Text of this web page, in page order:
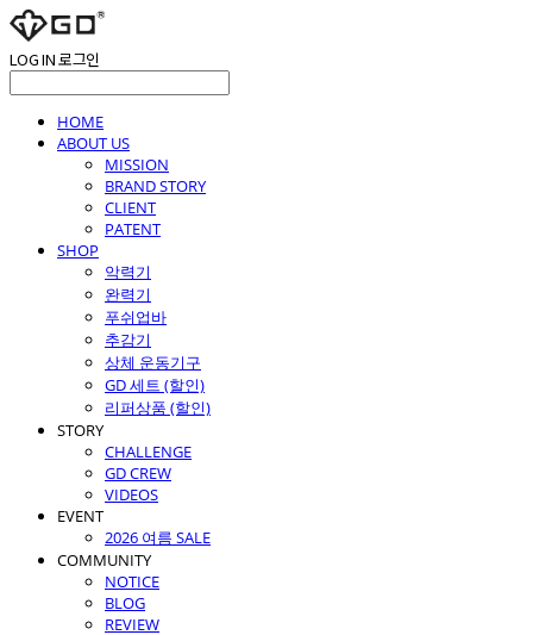
LOG IN로그인
HOME
ABOUT US
MISSION
BRAND STORY
CLIENT
PATENT
SHOP
악력기
완력기
푸쉬업바
추감기
상체 운동기구
GD 세트 (할인)
리퍼상품 (할인)
STORY
CHALLENGE
GD CREW
VIDEOS
EVENT
2026 여름 SALE
COMMUNITY
NOTICE
BLOG
REVIEW